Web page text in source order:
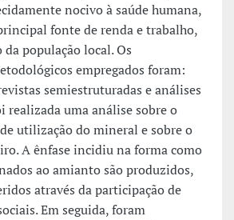
nocivo à saúde humana,
fonte de renda e trabalho,
população local. Os
empregados foram:
semiestruturadas e análises
realizada uma análise sobre o
utilização do mineral e sobre o
A ênfase incidiu na forma como
ao amianto são produzidos,
através da participação de
Em seguida, foram